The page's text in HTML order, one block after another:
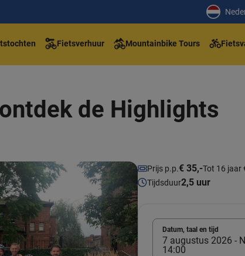
Fietsverhuur Mountainbike Tours
de Highlights
Prijs p.p.€ 35,-Tot 16 jaar
Tijdsduur2,5 uur
Datum, taal en tijd
7 augustus 2026 -
14:00